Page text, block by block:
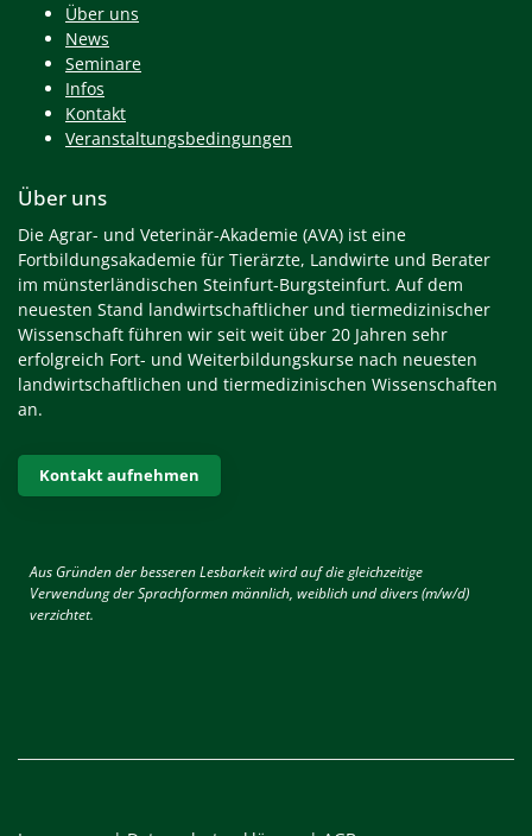
Über uns
News
Seminare
Infos
Kontakt
Veranstaltungsbedingungen
Über uns
Die Agrar- und Veterinär-Akademie (AVA) ist eine
Fortbildungsakademie für Tierärzte, Landwirte und Berater
im münsterländischen Steinfurt-Burgsteinfurt. Auf dem
neuesten Stand landwirtschaftlicher und tiermedizinischer
Wissenschaft führen wir seit weit über 20 Jahren sehr
erfolgreich Fort- und Weiterbildungskurse nach neuesten
landwirtschaftlichen und tiermedizinischen Wissenschaften
an.
Kontakt aufnehmen
Aus Gründen der besseren Lesbarkeit wird auf die gleichzeitige
Verwendung der Sprachformen männlich, weiblich und divers (m/w/d)
verzichtet.